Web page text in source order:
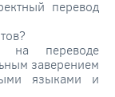
перевод
на переводе
заверением
языками и